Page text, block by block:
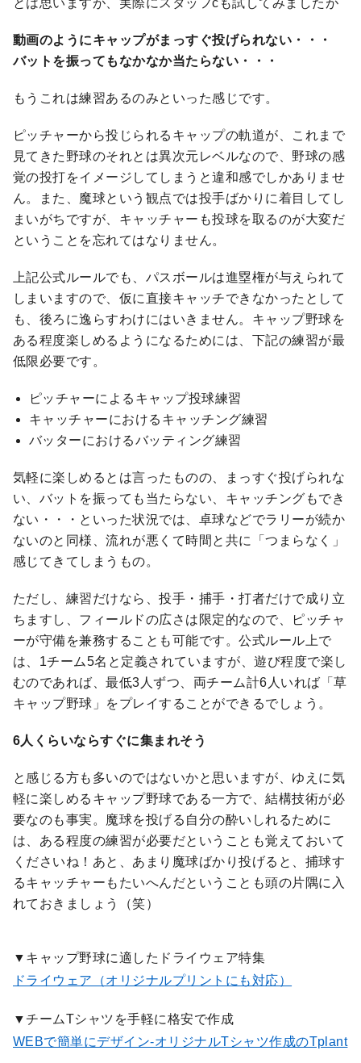
動画のようにキャップがまっすぐ投げられない・・・
バットを振ってもなかなか当たらない・・・
もうこれは練習あるのみといった感じです。
ピッチャーから投じられるキャップの軌道が、これまで
見てきた野球のそれとは異次元レベルなので、野球の感
覚の投打をイメージしてしまうと違和感でしかありませ
ん。また、魔球という観点では投手ばかりに着目してし
まいがちですが、キャッチャーも投球を取るのが大変だ
ということを忘れてはなりません。
上記公式ルールでも、パスボールは進塁権が与えられて
しまいますので、仮に直接キャッチできなかったとして
も、後ろに逸らすわけにはいきません。キャップ野球を
ある程度楽しめるようになるためには、下記の練習が最
低限必要です。
ピッチャーによるキャップ投球練習
キャッチャーにおけるキャッチング練習
バッターにおけるバッティング練習
気軽に楽しめるとは言ったものの、まっすぐ投げられな
い、バットを振っても当たらない、キャッチングもでき
ない・・・といった状況では、卓球などでラリーが続か
ないのと同様、流れが悪くて時間と共に「つまらなく」
感じてきてしまうもの。
ただし、練習だけなら、投手・捕手・打者だけで成り立
ちますし、フィールドの広さは限定的なので、ピッチャ
ーが守備を兼務することも可能です。公式ルール上で
は、1チーム5名と定義されていますが、遊び程度で楽し
むのであれば、最低3人ずつ、両チーム計6人いれば「草
キャップ野球」をプレイすることができるでしょう。
6人くらいならすぐに集まれそう
と感じる方も多いのではないかと思いますが、ゆえに気
軽に楽しめるキャップ野球である一方で、結構技術が必
要なのも事実。魔球を投げる自分の酔いしれるために
は、ある程度の練習が必要だということも覚えておいて
くださいね！あと、あまり魔球ばかり投げると、捕球す
るキャッチャーもたいへんだということも頭の片隅に入
れておきましょう（笑）
▼キャップ野球に適したドライウェア特集
ドライウェア（オリジナルプリントにも対応）
▼チームTシャツを手軽に格安で作成
WEBで簡単にデザイン-オリジナルTシャツ作成のTplant